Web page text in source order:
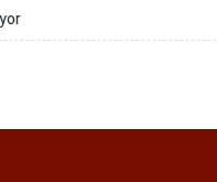
tarımsal sulamaya